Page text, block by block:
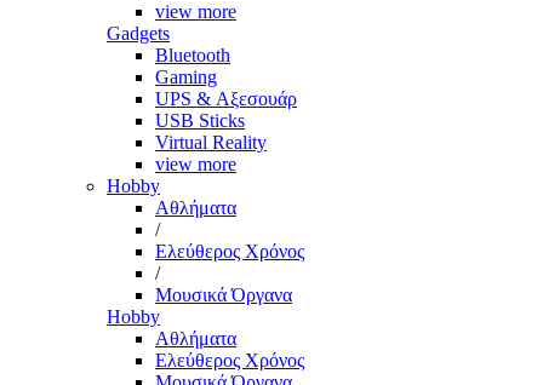
view more
Gadgets
Bluetooth
Gaming
UPS & Αξεσουάρ
USB Sticks
Virtual Reality
view more
Hobby
Αθλήματα
/
Ελεύθερος Χρόνος
/
Μουσικά Όργανα
Hobby
Αθλήματα
Ελεύθερος Χρόνος